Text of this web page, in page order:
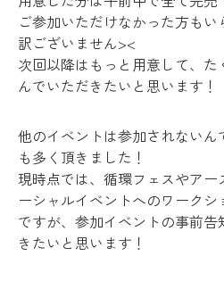
ご参加いただけなかった方もい
訳ございません><
次回以降はもっと用意して、た
んでいただきたいと思います！
他のイベントは参加されないん
も多く頂きました！
現時点では、循環フェスやアー
ーシャルイベントへのワークシ
ですが、参加イベントの事前告
きたいと思います！